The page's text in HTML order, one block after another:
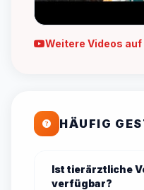
Weitere Videos auf
HÄUFIG
Ist tierärztliche
verfügbar?